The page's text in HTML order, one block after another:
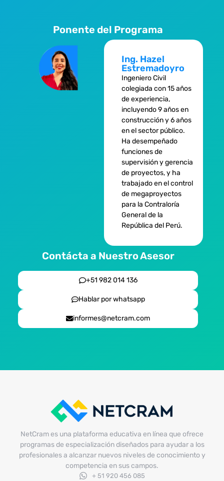
Ponente del Programa
Ing. Hazel
Estremadoyro
Ingeniero Civil
colegiada con 15 años
de experiencia,
incluyendo 9 años en
construcción y 6 años
en el sector público.
Ha desempeñado
funciones de
supervisión y gerencia
de proyectos, y ha
trabajado en el control
de megaproyectos
para la Contraloría
General de la
República del Perú.
Contácta a Nuestro Asesor
+51 982 014 136
Hablar por whatsapp
informes@netcram.com
NetCram es una plataforma educativa en línea que ofrece
programas de especialización diseñados para ayudar a los
profesionales a alcanzar nuevos niveles de conocimiento y
competencia en sus campos.
+ 51 920 456 085